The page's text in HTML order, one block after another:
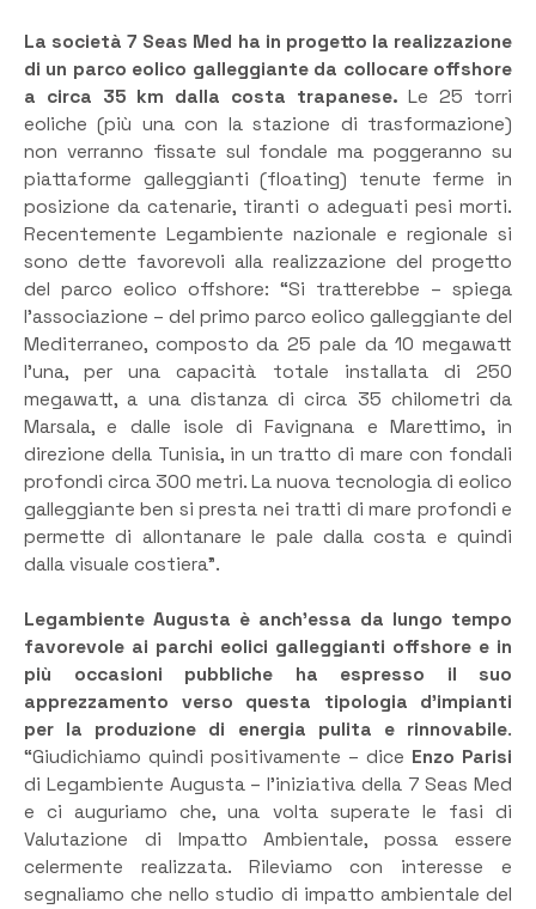
La società 7 Seas Med ha in progetto la realizzazione
di un parco eolico galleggiante da collocare offshore
a circa 35 km dalla costa trapanese. Le 25 torri
eoliche (più una con la stazione di trasformazione)
non verranno fissate sul fondale ma poggeranno su
piattaforme galleggianti (floating) tenute ferme in
posizione da catenarie, tiranti o adeguati pesi morti.
Recentemente Legambiente nazionale e regionale si
sono dette favorevoli alla realizzazione del progetto
del parco eolico offshore: “Si tratterebbe – spiega
l’associazione – del primo parco eolico galleggiante del
Mediterraneo, composto da 25 pale da 10 megawatt
l’una, per una capacità totale installata di 250
megawatt, a una distanza di circa 35 chilometri da
Marsala, e dalle isole di Favignana e Marettimo, in
direzione della Tunisia, in un tratto di mare con fondali
profondi circa 300 metri. La nuova tecnologia di eolico
galleggiante ben si presta nei tratti di mare profondi e
permette di allontanare le pale dalla costa e quindi
dalla visuale costiera”.
Legambiente Augusta è anch’essa da lungo tempo
favorevole ai parchi eolici galleggianti offshore e in
più occasioni pubbliche ha espresso il suo
apprezzamento verso questa tipologia d’impianti
per la produzione di energia pulita e rinnovabile.
“Giudichiamo quindi positivamente – dice Enzo Parisi
di Legambiente Augusta – l’iniziativa della 7 Seas Med
e ci auguriamo che, una volta superate le fasi di
Valutazione di Impatto Ambientale, possa essere
celermente realizzata. Rileviamo con interesse e
segnaliamo che nello studio di impatto ambientale del